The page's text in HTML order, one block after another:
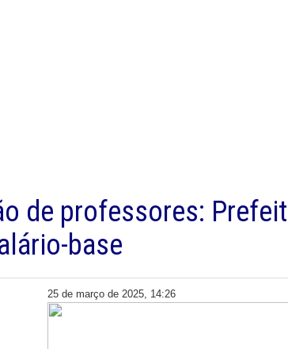
de professores:
base
25 de março de 2025, 14:26